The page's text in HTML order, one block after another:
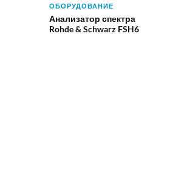
ОБОРУДОВАНИЕ
Анализатор спектра
Rohde & Schwarz FSH6